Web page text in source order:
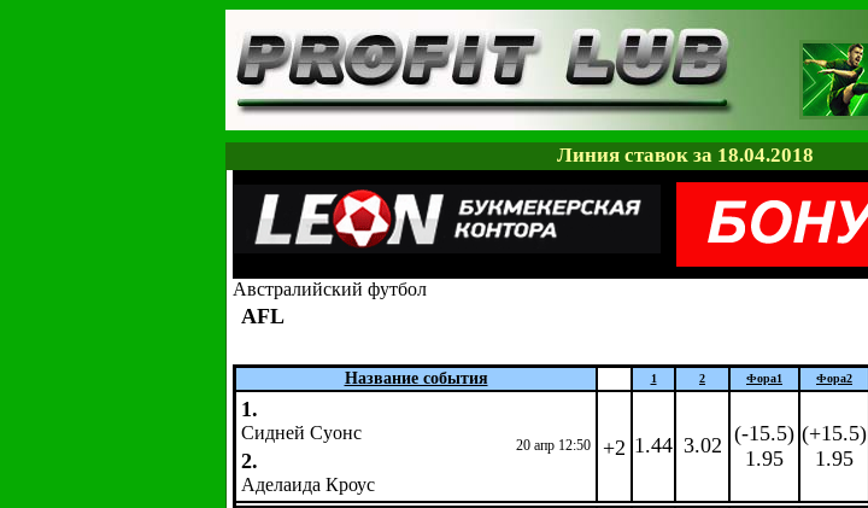
Линия ставок за 18.04.2018
Австралийский футбол
AFL
Название события 1 2 Фора1 Фора2
1.
Сидней Суонс
20 апр 12:50
2.
Аделаида Кроус
+2 1.44 3.02 (-15.5)
1.95
(+15.5)
1.95